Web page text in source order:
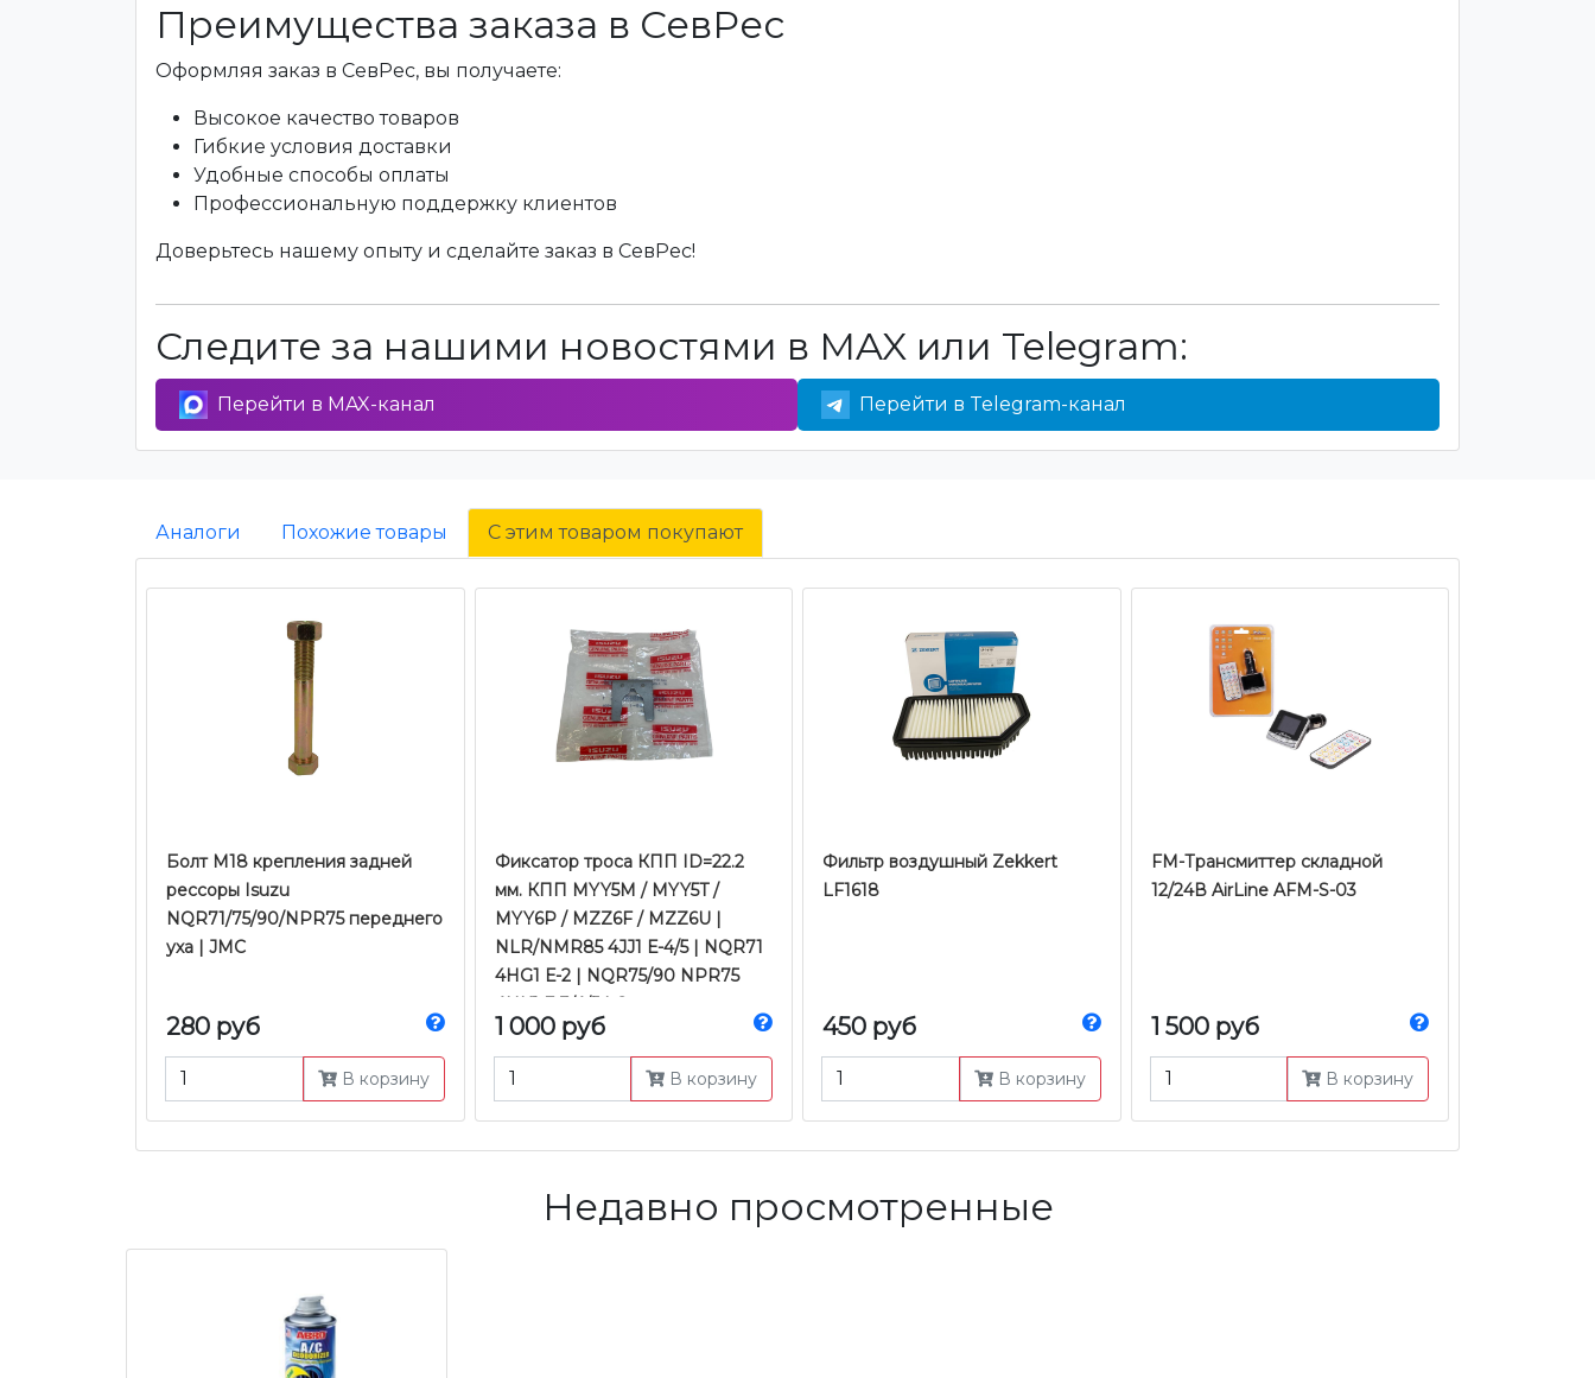
Преимущества заказа в СевРес
Оформляя заказ в СевРес, вы получаете:
Высокое качество товаров
Гибкие условия доставки
Удобные способы оплаты
Профессиональную поддержку клиентов
Доверьтесь нашему опыту и сделайте заказ в СевРес!
Следите за нашими новостями в MAX или Telegram:
Перейти в MAX-канал Перейти в Telegram-канал
Аналоги Похожие товары С этим товаром покупают
Болт M18 крепления задней
рессоры Isuzu
NQR71/75/90/NPR75 переднего
уха | JMC
280 руб
В корзину
Фиксатор троса КПП ID=22.2
мм. КПП MYY5М / MYY5T /
MYY6P / MZZ6F / MZZ6U |
NLR/NMR85 4JJ1 Е-4/5 | NQR71
4HG1 Е-2 | NQR75/90 NPR75
4HK1 Е-3/4/5 | Оригинал
1 000 руб
В корзину
Фильтр воздушный Zekkert
LF1618
450 руб
В корзину
FM-Трансмиттер складной
12/24В AirLine AFM-S-03
1 500 руб
В корзину
Недавно просмотренные